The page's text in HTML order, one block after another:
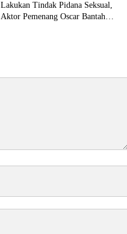
Lakukan Tindak Pidana Seksual,
Aktor Pemenang Oscar Bantah